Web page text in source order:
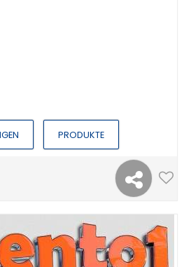
PRODUKTE